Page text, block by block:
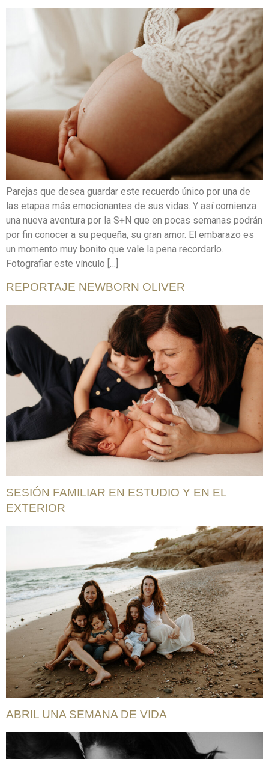
Parejas que desea guardar este recuerdo único por una de
las etapas más emocionantes de sus vidas. Y así comienza
una nueva aventura por la S+N que en pocas semanas podrán
por fin conocer a su pequeña, su gran amor. El embarazo es
un momento muy bonito que vale la pena recordarlo.
Fotografiar este vínculo […]
REPORTAJE NEWBORN OLIVER
SESIÓN FAMILIAR EN ESTUDIO Y EN EL
EXTERIOR
ABRIL UNA SEMANA DE VIDA